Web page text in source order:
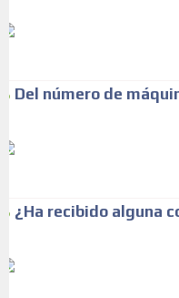
Del número de
¿Ha recibido alguna